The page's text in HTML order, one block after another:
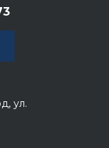
ул.